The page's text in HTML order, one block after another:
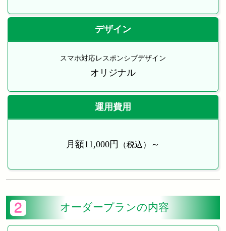
デザイン
スマホ対応レスポンシブデザイン
オリジナル
運用費用
月額11,000円 （税込） ～
オーダープランの内容